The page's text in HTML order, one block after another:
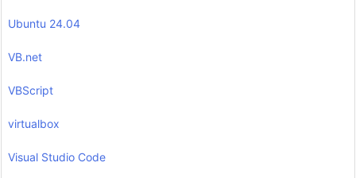
Ubuntu 24.04
VB.net
VBScript
virtualbox
Visual Studio Code